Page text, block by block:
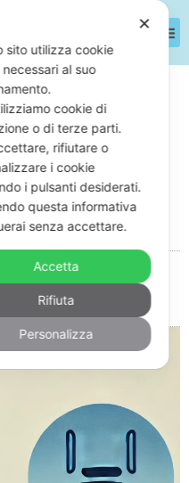
In Busta
08:41
✕
sito utilizza cookie
al suo
cookie di
o di terze parti.
rifiutare o
i cookie
i pulsanti desiderati.
questa informativa
senza accettare.
Accetta
Rifiuta
Personalizza